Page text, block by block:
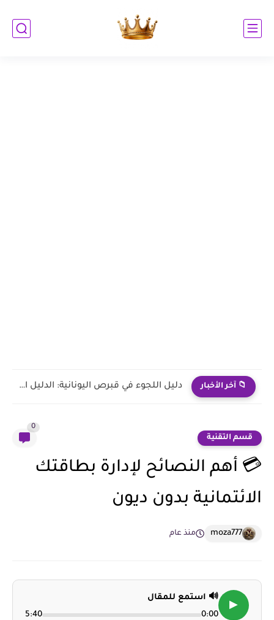
📁 آخر الأخبار الحضارات العربية التي تجذب السياح إلي السياحة
قسم التقنية
0
💳 أهم النصائح لإدارة بطاقتك
الائتمانية بدون ديون
moza777 منذ عام
▶
🔊 استمع للمقال
0:00
5:40